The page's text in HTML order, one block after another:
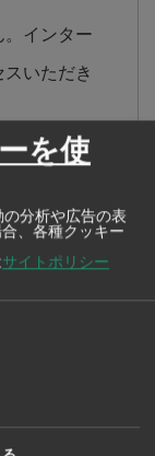
インター
いただき
ンクにつ
らく時間
場合もご
間をおい
お願い申
テンツに
を使
分析や広告の表
、各種クッキー
サイトポリシー